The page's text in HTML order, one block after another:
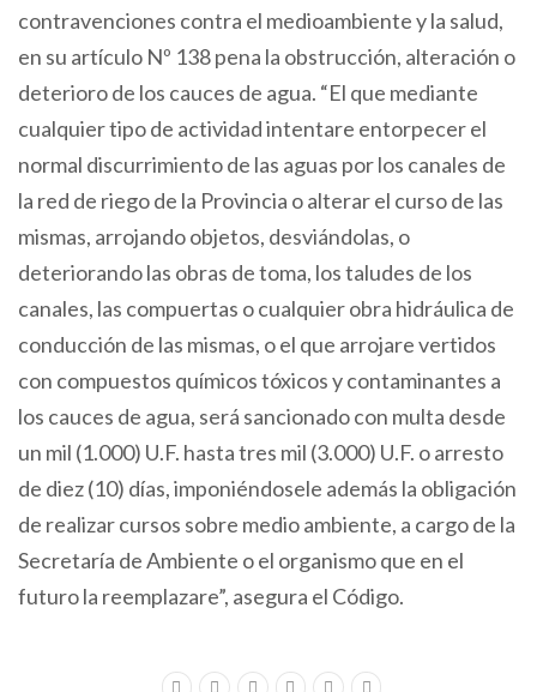
contravenciones contra el medioambiente y la salud,
en su artículo Nº 138 pena la obstrucción, alteración o
deterioro de los cauces de agua. “El que mediante
cualquier tipo de actividad intentare entorpecer el
normal discurrimiento de las aguas por los canales de
la red de riego de la Provincia o alterar el curso de las
mismas, arrojando objetos, desviándolas, o
deteriorando las obras de toma, los taludes de los
canales, las compuertas o cualquier obra hidráulica de
conducción de las mismas, o el que arrojare vertidos
con compuestos químicos tóxicos y contaminantes a
los cauces de agua, será sancionado con multa desde
un mil (1.000) U.F. hasta tres mil (3.000) U.F. o arresto
de diez (10) días, imponiéndosele además la obligación
de realizar cursos sobre medio ambiente, a cargo de la
Secretaría de Ambiente o el organismo que en el
futuro la reemplazare”, asegura el Código.